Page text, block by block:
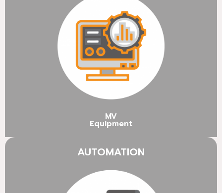
MV
Equipment
AUTOMATION